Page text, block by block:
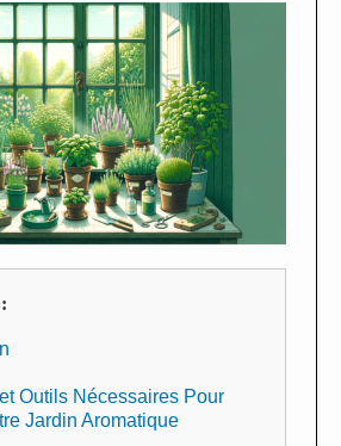
Outils Nécessaires Pour
Jardin Aromatique